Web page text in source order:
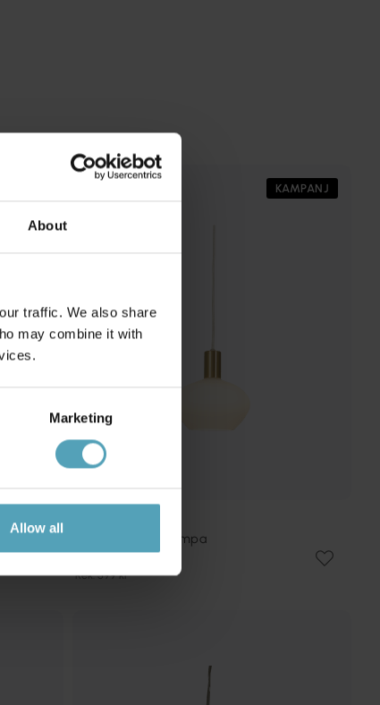
About
traffic. We also share
may combine it with
Marketing
Allow all
KAMPANJ
Bell Ø15 fönsterlampa
Rek. 599 kr